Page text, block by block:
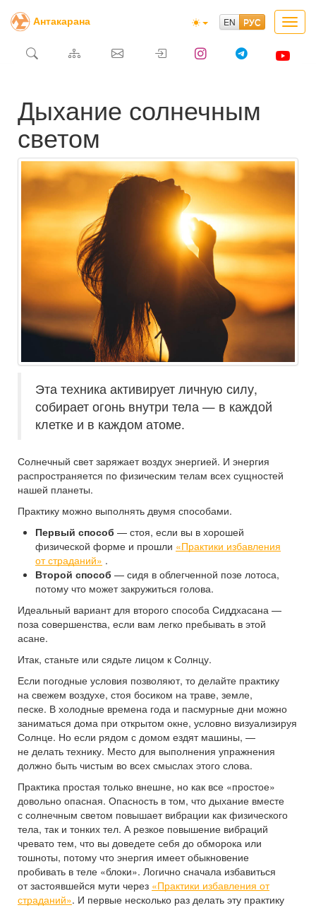
Антакарана
Дыхание солнечным
светом
Эта техника активирует личную силу,
собирает огонь внутри тела — в каждой
клетке и в каждом атоме.
Солнечный свет заряжает воздух энергией. И энергия
распространяется по физическим телам всех сущностей
нашей планеты.
Практику можно выполнять двумя способами.
Первый способ — стоя, если вы в хорошей
физической форме и прошли «Практики избавления
от страданий» .
Второй способ — сидя в облегченной позе лотоса,
потому что может закружиться голова.
Идеальный вариант для второго способа Сиддхасана —
поза совершенства, если вам легко пребывать в этой
асане.
Итак, станьте или сядьте лицом к Солнцу.
Если погодные условия позволяют, то делайте практику
на свежем воздухе, стоя босиком на траве, земле,
песке. В холодные времена года и пасмурные дни можно
заниматься дома при открытом окне, условно визуализируя
Солнце. Но если рядом с домом ездят машины, —
не делать технику. Место для выполнения упражнения
должно быть чистым во всех смыслах этого слова.
Практика простая только внешне, но как все «простое»
довольно опасная. Опасность в том, что дыхание вместе
с солнечным светом повышает вибрации как физического
тела, так и тонких тел. А резкое повышение вибраций
чревато тем, что вы доведете себя до обморока или
тошноты, потому что энергия имеет обыкновение
пробивать в теле «блоки». Логично сначала избавиться
от застоявшейся мути через «Практики избавления от
страданий». И первые несколько раз делать эту практику